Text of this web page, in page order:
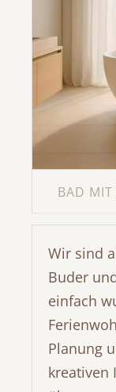
BAD
BAD
Für ein
wir eine
Wir sind
Buder
einfach
Planung
kreativen